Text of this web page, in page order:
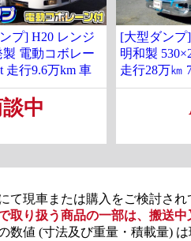
プ] H20 レンジ
電動コボレー
走行9.6万km 車
中
[大型ダンプ
明和製
走行28万㎞
て現車または購入をご検討さ
取り扱う商品の一部は、搬送
数値 (寸法及び重量・積載量)